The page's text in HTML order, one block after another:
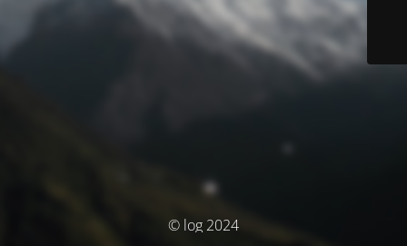
© log 2024